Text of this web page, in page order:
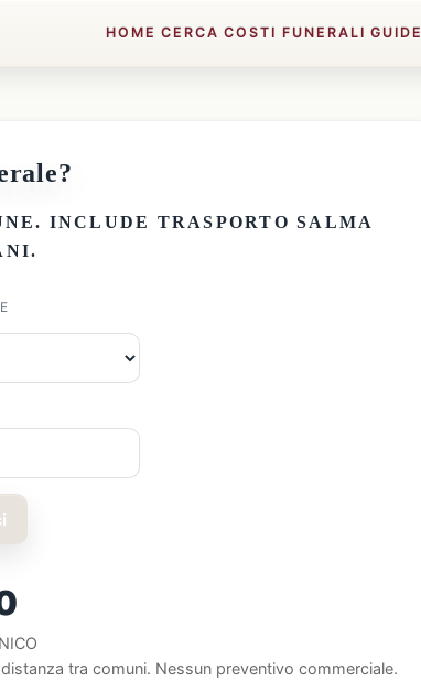
HOME CERCA COSTI FUNERALI GUIDE
. INCLUDE TRASPORTO SALMA
tra comuni. Nessun preventivo commerciale.